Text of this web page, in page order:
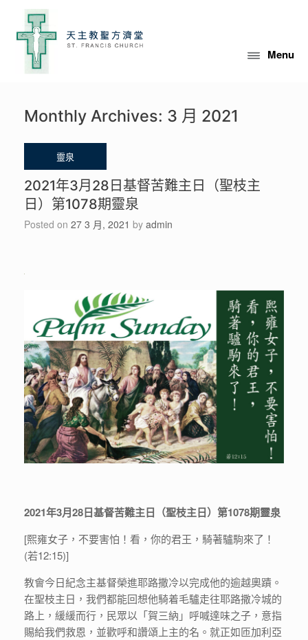
content
Menu
Monthly Archives: 3 月 2021
2021年3月28日基督苦難主日（聖枝主
日）第1078期靈泉
Posted on 27 3 月, 2021 by admin
2021年3月28日基督苦難主日（聖枝主日）第1078期靈泉
[熙雍女子，不要害怕！看，你的君王，騎著驢駒來了！
(若12:15)]
教會今日紀念主基督榮進耶路撒冷以完成他的逾越奧蹟。
在聖枝主日，我們都能回想他騎着毛驢走往耶路撒冷城的
路上，緩緩而行，民眾以「賀三納」呼喊達味之子，意指
賜給我們救恩，並歡呼和讚頌上主的名。就正如匝加利亞